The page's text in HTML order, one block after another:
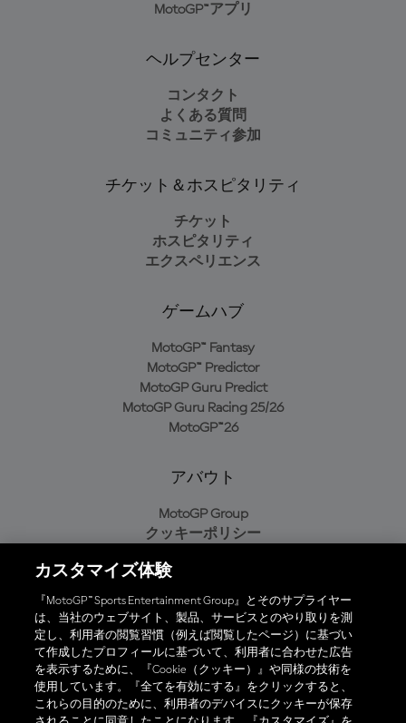
MotoGP™アプリ
ヘルプセンター
コンタクト
よくある質問
コミュニティ参加
チケット＆ホスピタリティ
チケット
ホスピタリティ
エクスペリエンス
ゲームハブ
MotoGP™ Fantasy
MotoGP™ Predictor
MotoGP Guru Predict
MotoGP Guru Racing 25/26
MotoGP™26
アバウト
MotoGP Group
クッキーポリシー
プライバシーポリシー
購入ポリシー
オフィシャルアプリ
カスタマイズ体験
『MotoGP™ Sports Entertainment Group』とそのサプライヤー
は、当社のウェブサイト、製品、サービスとのやり取りを測
定し、利用者の閲覧習慣（例えば閲覧したページ）に基づい
て作成したプロフィールに基づいて、利用者に合わせた広告
を表示するために、『Cookie（クッキー）』や同様の技術を
使用しています。『全てを有効にする』をクリックすると、
これらの目的のために、利用者のデバイスにクッキーが保存